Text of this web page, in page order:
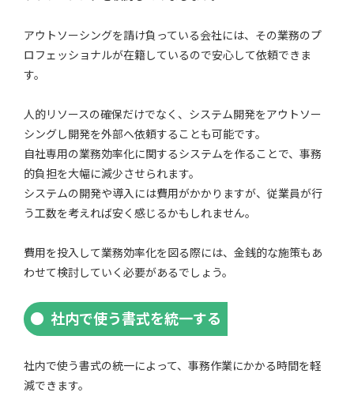
アウトソーシングを請け負っている会社には、その業務のプ
ロフェッショナルが在籍しているので安心して依頼できま
す。
人的リソースの確保だけでなく、システム開発をアウトソー
シングし開発を外部へ依頼することも可能です。
自社専用の業務効率化に関するシステムを作ることで、事務
的負担を大幅に減少させられます。
システムの開発や導入には費用がかかりますが、従業員が行
う工数を考えれば安く感じるかもしれません。
費用を投入して業務効率化を図る際には、金銭的な施策もあ
わせて検討していく必要があるでしょう。
社内で使う書式を統一する
社内で使う書式の統一によって、事務作業にかかる時間を軽
減できます。